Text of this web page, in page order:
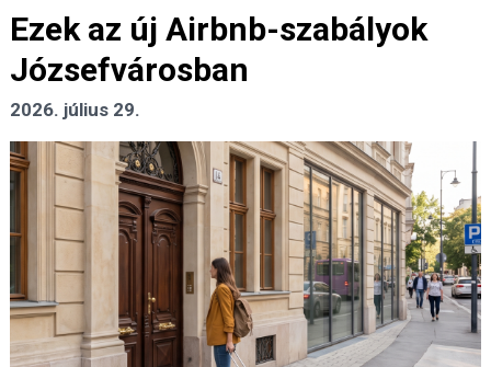
Ezek az új Airbnb-szabályok
Józsefvárosban
2026. július 29.